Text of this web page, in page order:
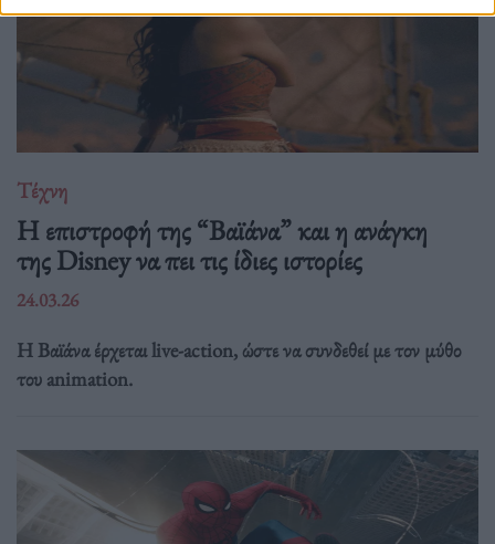
Τέχνη
Η επιστροφή της “Βαϊάνα” και η ανάγκη
της Disney να πει τις ίδιες ιστορίες
24.03.26
Η Βαϊάνα έρχεται live-action, ώστε να συνδεθεί με τον μύθο
του animation.